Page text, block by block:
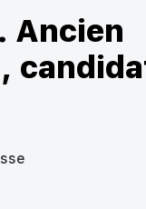
Ancien